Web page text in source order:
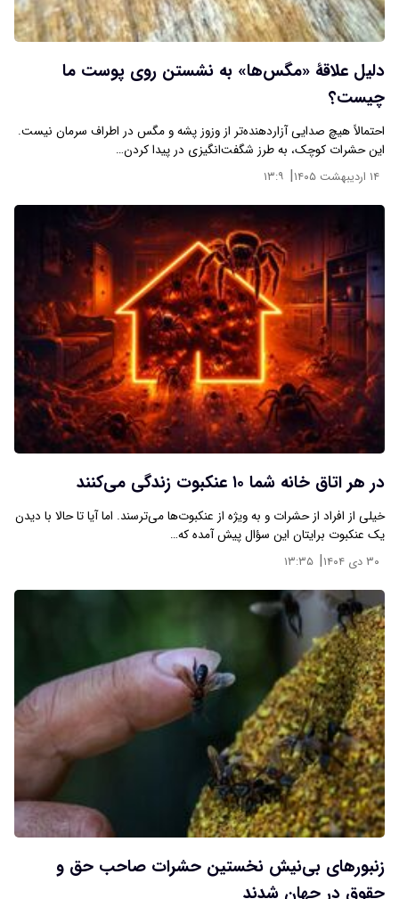
دلیل علاقۀ «مگس‌ها» به نشستن روی پوست ما
چیست؟
احتمالاً هیچ صدایی آزاردهنده‌تر از وزوز پشه و مگس در اطراف سرمان نیست.
این حشرات کوچک، به طرز شگفت‌انگیزی در پیدا کردن…
۱۴ اردیبهشت ۱۴۰۵ | ۱۳:۹
در هر اتاق خانه شما ۱۰ عنکبوت زندگی می‌کنند
خیلی از افراد از حشرات و به ویژه از عنکبوت‌ها می‌ترسند. اما آیا تا حالا با دیدن
یک عنکبوت برایتان این سؤال پیش آمده که…
۳۰ دی ۱۴۰۴ | ۱۳:۳۵
زنبورهای بی‌نیش نخستین حشرات صاحب حق و